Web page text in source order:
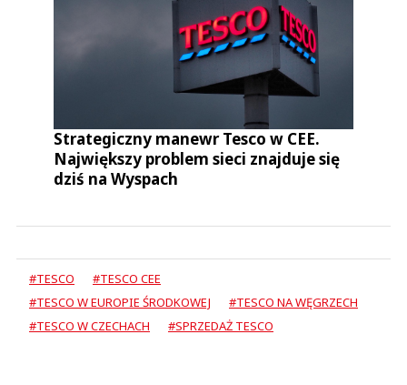
Strategiczny manewr Tesco w CEE.
Największy problem sieci znajduje się
dziś na Wyspach
#TESCO
#TESCO CEE
#TESCO W EUROPIE ŚRODKOWEJ
#TESCO NA WĘGRZECH
#TESCO W CZECHACH
#SPRZEDAŻ TESCO